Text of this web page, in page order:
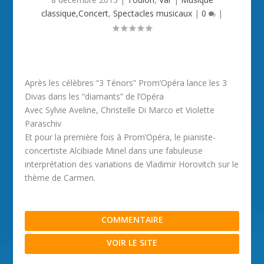
classique,Concert, Spectacles musicaux | 0 |
Après les célèbres “3 Ténors” Prom’Opéra lance les 3
Divas dans les “diamants” de l’Opéra
Avec Sylvie Aveline, Christelle Di Marco et Violette
Paraschiv
Et pour la première fois à Prom’Opéra, le pianiste-
concertiste Alcibiade Minel dans une fabuleuse
interprétation des variations de Vladimir Horovitch sur le
thème de Carmen.
COMMENTAIRE
VOIR LE SITE